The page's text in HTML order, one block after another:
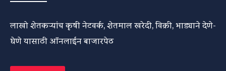
लाखो शेतकऱ्यांच कृषी नेटवर्क, शेतमाल खरेदी, विक्री, भाड्याने देणे-
घेणे यासाठी ऑनलाईन बाजारपेठ